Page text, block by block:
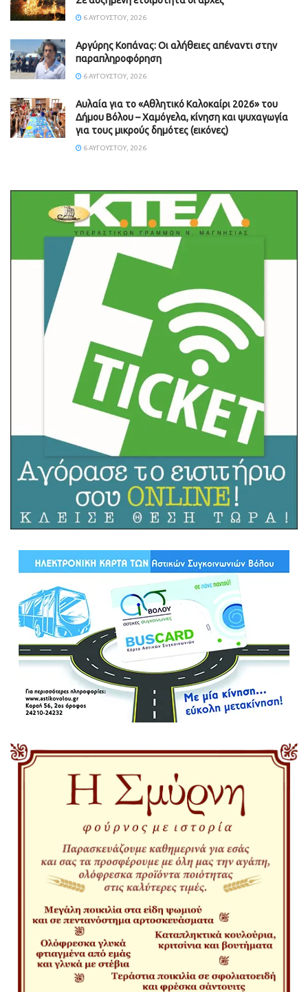
6 ΑΥΓΟΎΣΤΟΥ, 2026
Aργύρης Κοπάνας: Οι αλήθειες απέναντι στην
παραπληροφόρηση
6 ΑΥΓΟΎΣΤΟΥ, 2026
Αυλαία για το «Αθλητικό Καλοκαίρι 2026» του
Δήμου Βόλου – Χαμόγελα, κίνηση και ψυχαγωγία
για τους μικρούς δημότες (εικόνες)
6 ΑΥΓΟΎΣΤΟΥ, 2026